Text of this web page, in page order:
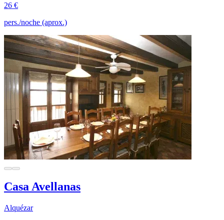
26 €
pers./noche (aprox.)
Casa Avellanas
Alquézar